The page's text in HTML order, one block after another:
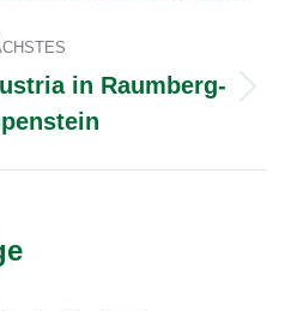
Beitrag:
in Raumberg-